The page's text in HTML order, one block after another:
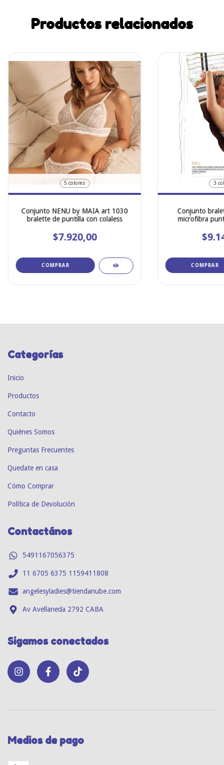
Productos relacionados
5 colores
Conjunto NENU by MAIA art 1030
bralette de puntilla con colaless
$7.920,00
COMPRAR
3
Conjunto
microfibra
COMPRAR
Categorías
Inicio
Productos
Contacto
Quiénes Somos
Preguntas Frecuentes
Quedate en casa
Cómo Comprar
Política de Devolución
Contactános
5491167056375
11 6705 6375 1159411808
angelesyladies@tiendanube.com
Av Avellaneda 2792 CABA
Sigamos conectados
Medios de pago